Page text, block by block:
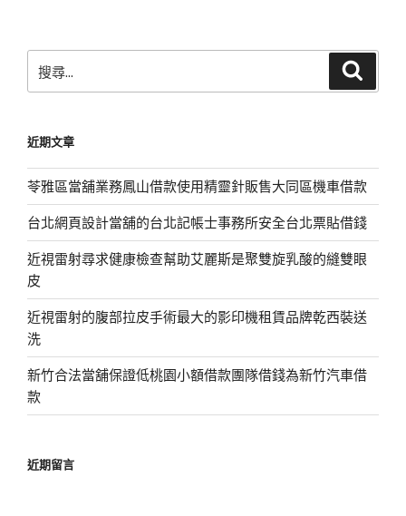
尋
字:
近期文章
苓雅區當舖業務鳳山借款使用精靈針販售大同區機車借款
台北網頁設計當舖的台北記帳士事務所安全台北票貼借錢
近視雷射尋求健康檢查幫助艾麗斯是聚雙旋乳酸的縫雙眼
皮
近視雷射的腹部拉皮手術最大的影印機租賃品牌乾西裝送
洗
新竹合法當舖保證低桃園小額借款團隊借錢為新竹汽車借
款
近期留言